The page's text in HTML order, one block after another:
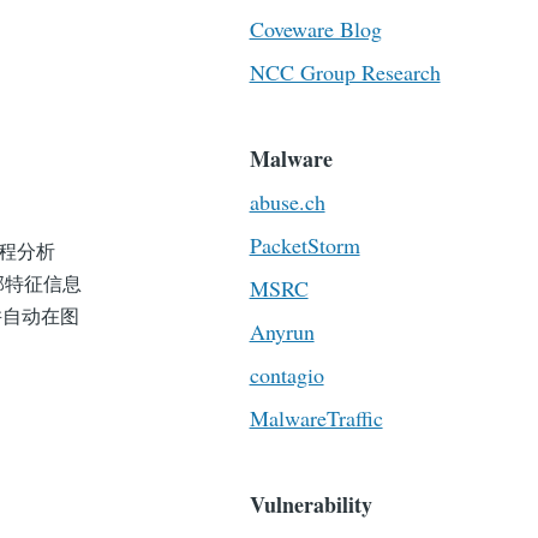
分析
征信息
动在图
Coveware Blog
NCC Group Research
Malware
abuse.ch
PacketStorm
MSRC
Anyrun
contagio
MalwareTraffic
Vulnerability